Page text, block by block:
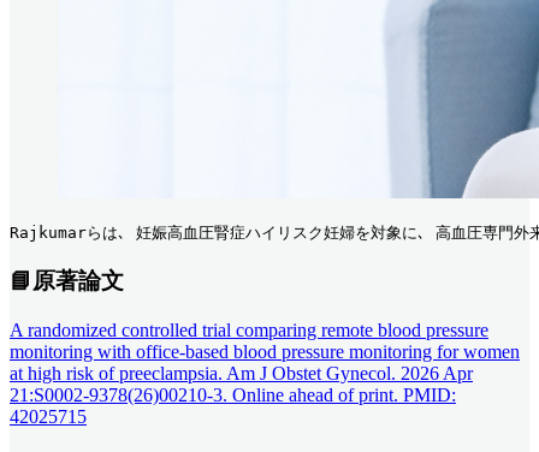
Rajkumarらは､ 妊娠高血圧腎症ハイリスク妊婦を対象に､ 高血圧専門
📘原著論文
A randomized controlled trial comparing remote blood pressure
monitoring with office-based blood pressure monitoring for women
at high risk of preeclampsia. Am J Obstet Gynecol. 2026 Apr
21:S0002-9378(26)00210-3. Online ahead of print. PMID:
42025715